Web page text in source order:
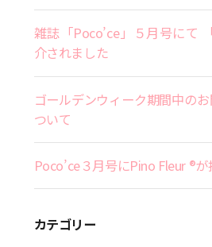
雑誌「Poco’ce」５月号にて
介されました
ゴールデンウィーク期間中の
ついて
Poco’ce３月号にPino Fleur ®
カテゴリー